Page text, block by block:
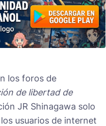
los foros de
de libertad de
JR Shinagawa solo
usuarios de internet